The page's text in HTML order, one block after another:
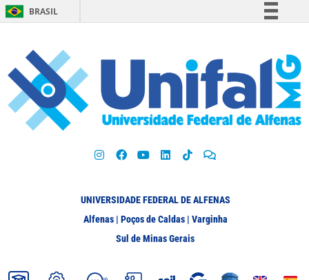
BRASIL
Participe
Acesso à informação
Legislação
UNIVERSIDADE FEDERAL DE ALFENAS
Alfenas | Poços de Caldas | Varginha
Sul de Minas Gerais